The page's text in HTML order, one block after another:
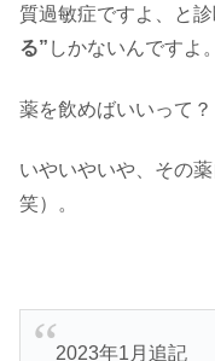
質過敏症ですよ、と
る” しかないんですよ。
薬を飲めばいいって？
いやいやいや、その
笑）。
2023年1月追記